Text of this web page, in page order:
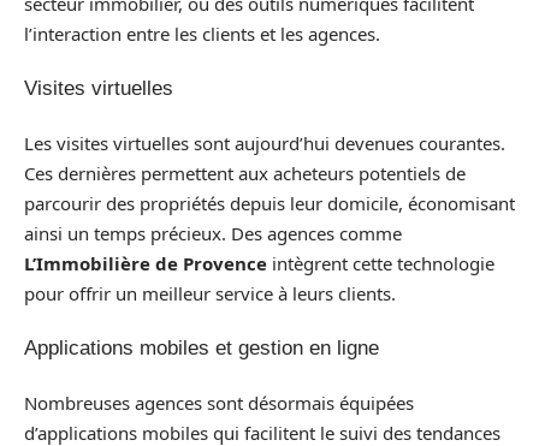
l’interaction entre les clients et les agences.
Visites virtuelles
Les visites virtuelles sont aujourd’hui devenues courantes.
Ces dernières permettent aux acheteurs potentiels de
parcourir des propriétés depuis leur domicile, économisant
ainsi un temps précieux. Des agences comme
L’Immobilière de Provence intègrent cette technologie
pour offrir un meilleur service à leurs clients.
Applications mobiles et gestion en ligne
Nombreuses agences sont désormais équipées
d’applications mobiles qui facilitent le suivi des tendances